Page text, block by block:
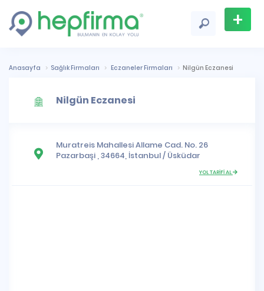
+
Ekle
Anasayfa Sağlık Firmaları Eczaneler Firmaları Nilgün Eczanesi
Nilgün Eczanesi
Muratreis MahallesiAllame Cad. No. 26
Pazarbaşi , 34664, İstanbul/ Üsküdar
YOL TARİFİ AL